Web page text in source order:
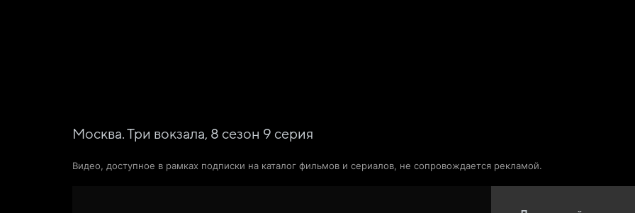
Москва. Три вокзала, 8 сезон 9 серия
Видео, доступное в рамках подписки на каталог фильмов и сериалов, не сопровождается рекламой.